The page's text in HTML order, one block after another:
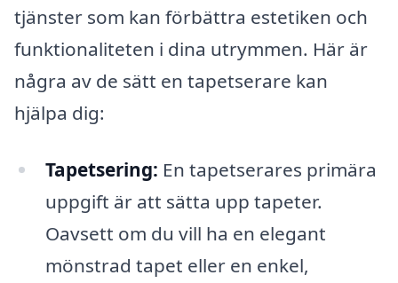
tjänster som kan förbättra estetiken och
funktionaliteten i dina utrymmen. Här är
några av de sätt en tapetserare kan
hjälpa dig:
Tapetsering: En tapetserares primära
uppgift är att sätta upp tapeter.
Oavsett om du vill ha en elegant
mönstrad tapet eller en enkel,